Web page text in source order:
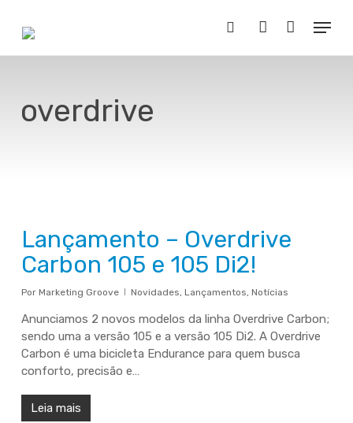
main
content
Buscar..account
Menu
overdrive
Lançamento – Overdrive
Carbon 105 e 105 Di2!
Por Marketing Groove Novidades, Lançamentos, Notícias
Anunciamos 2 novos modelos da linha Overdrive Carbon;
sendo uma a versão 105 e a versão 105 Di2. A Overdrive
Carbon é uma bicicleta Endurance para quem busca
conforto, precisão e…
Leia mais